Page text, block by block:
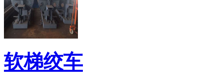
软梯绞车